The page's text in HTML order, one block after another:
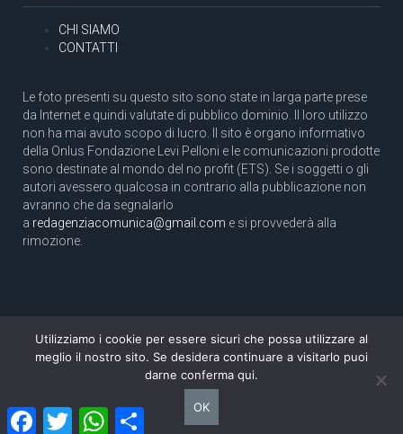
CHI SIAMO
CONTATTI
Le foto presenti su questo sito sono state in larga parte prese
da Internet e quindi valutate di pubblico dominio. Il loro utilizzo
non ha mai avuto scopo di lucro. Il sito è organo informativo
della Onlus Fondazione Levi Pelloni e le comunicazioni prodotte
sono destinate al mondo del no profit (ETS). Se i soggetti o gli
autori avessero qualcosa in contrario alla pubblicazione non
avranno che da segnalarlo
a redagenziacomunica@gmail.com e si provvederà alla
rimozione.
Copyright 2003 com.unica - Tutti i diritti riservati
Aut. Tribunale di Roma N. 466/2003 dell'11/11/2003
Direttore responsabile: Pino Pelloni [direttore@agenziacomunica.net]
Design by Ethoslab.
FacebookTwitter WhatsAppCondividi
Utilizziamo i cookie per essere sicuri che possa utilizzare al
meglio il nostro sito. Se desidera continuare a visitarlo puoi
darne conferma qui.
OK